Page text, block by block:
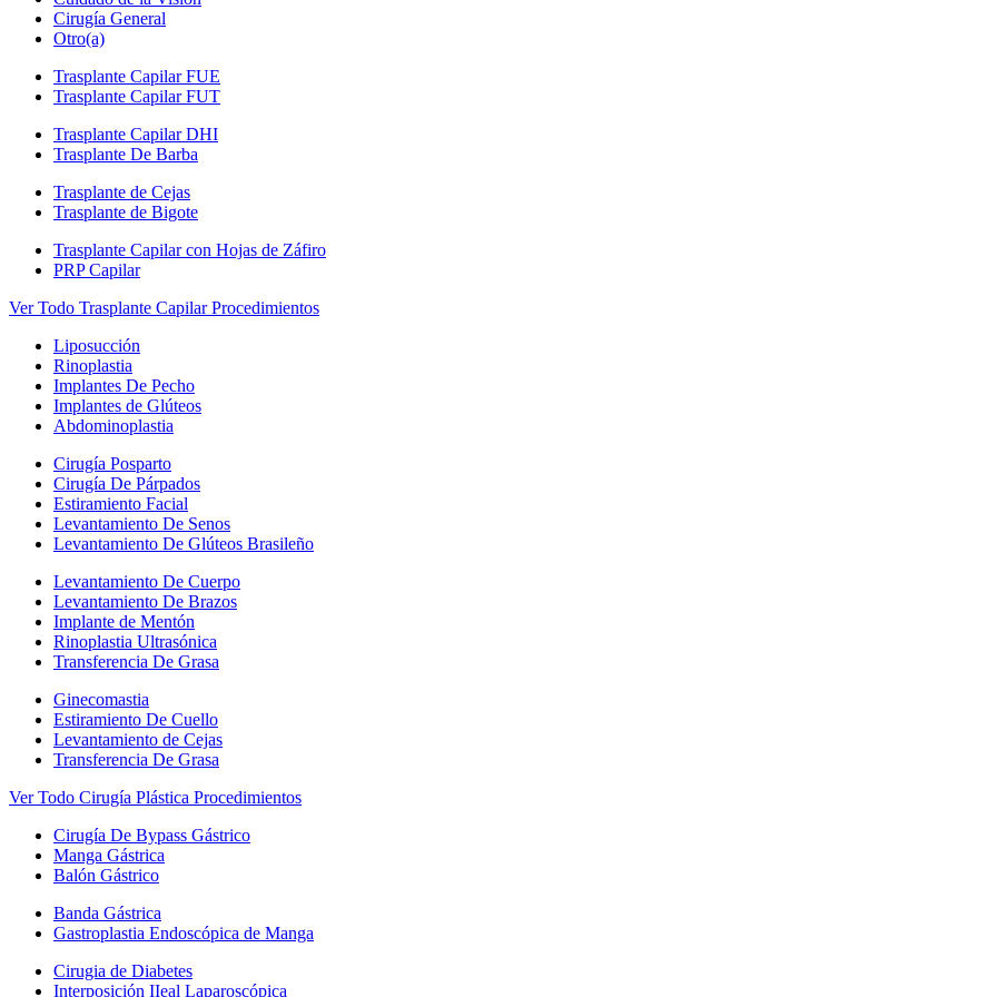
Cirugía General
Otro(a)
Trasplante Capilar FUE
Trasplante Capilar FUT
Trasplante Capilar DHI
Trasplante De Barba
Trasplante de Cejas
Trasplante de Bigote
Trasplante Capilar con Hojas de Záfiro
PRP Capilar
Ver Todo Trasplante Capilar Procedimientos
Liposucción
Rinoplastia
Implantes De Pecho
Implantes de Glúteos
Abdominoplastia
Cirugía Posparto
Cirugía De Párpados
Estiramiento Facial
Levantamiento De Senos
Levantamiento De Glúteos Brasileño
Levantamiento De Cuerpo
Levantamiento De Brazos
Implante de Mentón
Rinoplastia Ultrasónica
Transferencia De Grasa
Ginecomastia
Estiramiento De Cuello
Levantamiento de Cejas
Transferencia De Grasa
Ver Todo Cirugía Plástica Procedimientos
Cirugía De Bypass Gástrico
Manga Gástrica
Balón Gástrico
Banda Gástrica
Gastroplastia Endoscópica de Manga
Cirugia de Diabetes
Interposición IIeal Laparoscópica